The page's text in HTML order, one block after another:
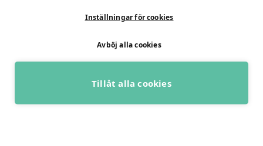
Inställningar för cookies
Avböj alla cookies
Tillåt alla cookies
Tröskeltest + VO2max